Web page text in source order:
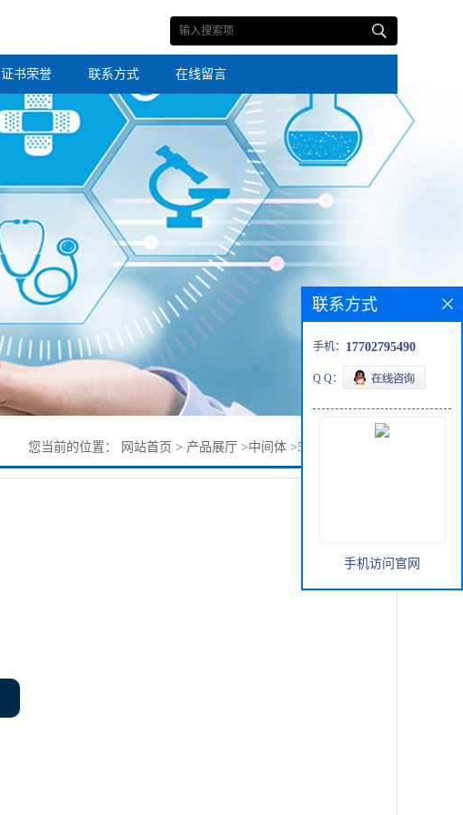
证书荣誉 联系方式 在线留言
您当前的位置： 网站首页 > 产品展厅 >中间体 >5-硝基愈创木酚钠
联系方式
手机： 17702795490
Q Q：
手机访问官网